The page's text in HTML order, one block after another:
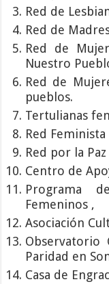
Red de
Red de
Red de
Nuestro
Red de
pueblos.
Tertulianas
Red
Red por la
Centro de
Programa
Femeninos ,
Asociación
Observatorio
Paridad en
Casa de